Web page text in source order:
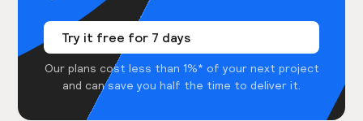
Try it free for 7 days
Our plans cost less than 1%* of your next project
and can save you half the time to deliver it.